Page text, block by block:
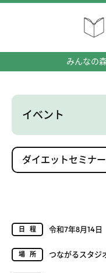
みんなの
イベント
ダイエットセミナー
日程 令和7年8月14
場所 つながるスタジ